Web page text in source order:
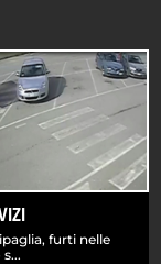
furti nelle